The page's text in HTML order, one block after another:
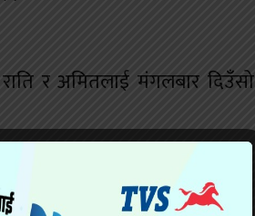
राति र अमितलाई मंगलबार दिउँसो
थियो ।